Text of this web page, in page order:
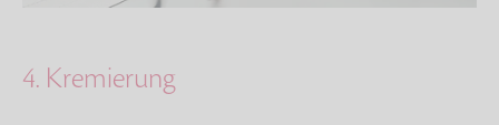
4. Kremierung